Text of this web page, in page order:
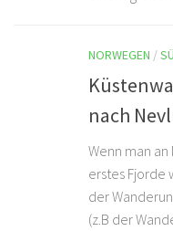
NORWEGEN /
nach
Wenn man
erstes Fjorde
der
(z.B der